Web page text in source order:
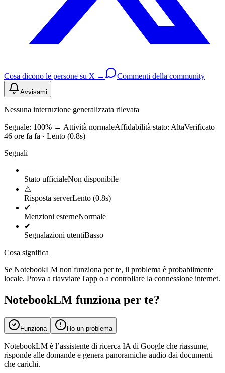
Cosa dicono le persone su X → Commenti della community
Avvisami
Nessuna interruzione generalizzata rilevata
Segnale: 100% → Attività normaleAffidabilità stato: AltaVerificato
46 ore fa fa · Lento (0.8s)
Segnali
—
Stato ufficialeNon disponibile
⚠
Risposta serverLento (0.8s)
✔
Menzioni esterneNormale
✔
Segnalazioni utentiBasso
Cosa significa
Se NotebookLM non funziona per te, il problema è probabilmente
locale. Prova a riavviare l'app o a controllare la connessione internet.
NotebookLM funziona per te?
Funziona Ho un problema
NotebookLM è l’assistente di ricerca IA di Google che riassume,
risponde alle domande e genera panoramiche audio dai documenti
che carichi.